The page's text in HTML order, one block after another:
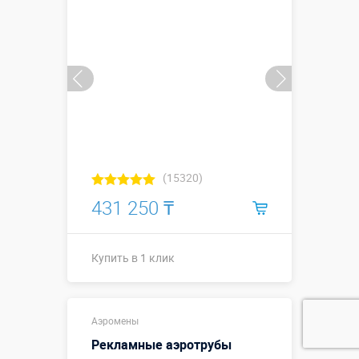
(15320)
431 250 ₸
Купить в 1 клик
Больше деталей →
Смотреть видео
Аэромены
Рекламные аэротрубы